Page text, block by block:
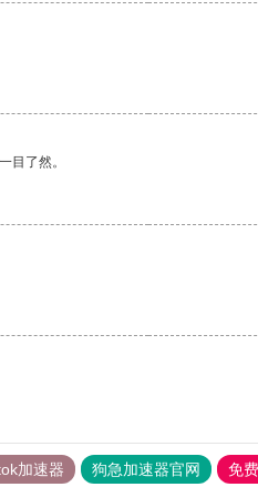
目了然。
加速器 狗急加速器官网 免